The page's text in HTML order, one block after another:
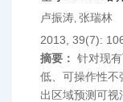
卢振涛, 张瑞林
2013, 39(7):
摘要： 针对现
低、可操作性不
出区域预测可